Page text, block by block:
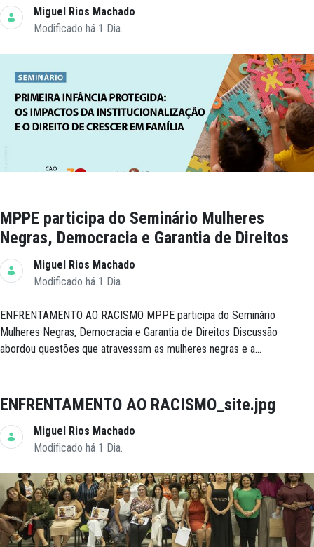
Miguel Rios Machado
Modificado há 1 Dia.
MPPE participa do Seminário Mulheres
Negras, Democracia e Garantia de Direitos
Miguel Rios Machado
Modificado há 1 Dia.
ENFRENTAMENTO AO RACISMO MPPE participa do Seminário
Mulheres Negras, Democracia e Garantia de Direitos Discussão
abordou questões que atravessam as mulheres negras e a...
ENFRENTAMENTO AO RACISMO_site.jpg
Miguel Rios Machado
Modificado há 1 Dia.